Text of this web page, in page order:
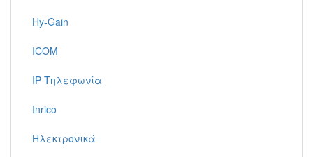
Hy-Gain
ICOM
IP Τηλεφωνία
Inrico
Ηλεκτρονικά